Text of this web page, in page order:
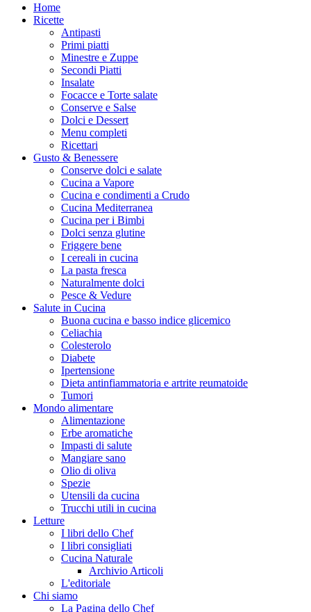
Home
Ricette
Antipasti
Primi piatti
Minestre e Zuppe
Secondi Piatti
Insalate
Focacce e Torte salate
Conserve e Salse
Dolci e Dessert
Menu completi
Ricettari
Gusto & Benessere
Conserve dolci e salate
Cucina a Vapore
Cucina e condimenti a Crudo
Cucina Mediterranea
Cucina per i Bimbi
Dolci senza glutine
Friggere bene
I cereali in cucina
La pasta fresca
Naturalmente dolci
Pesce & Vedure
Salute in Cucina
Buona cucina e basso indice glicemico
Celiachia
Colesterolo
Diabete
Ipertensione
Dieta antinfiammatoria e artrite reumatoide
Tumori
Mondo alimentare
Alimentazione
Erbe aromatiche
Impasti di salute
Mangiare sano
Olio di oliva
Spezie
Utensili da cucina
Trucchi utili in cucina
Letture
I libri dello Chef
I libri consigliati
Cucina Naturale
Archivio Articoli
L'editoriale
Chi siamo
La Pagina dello Chef